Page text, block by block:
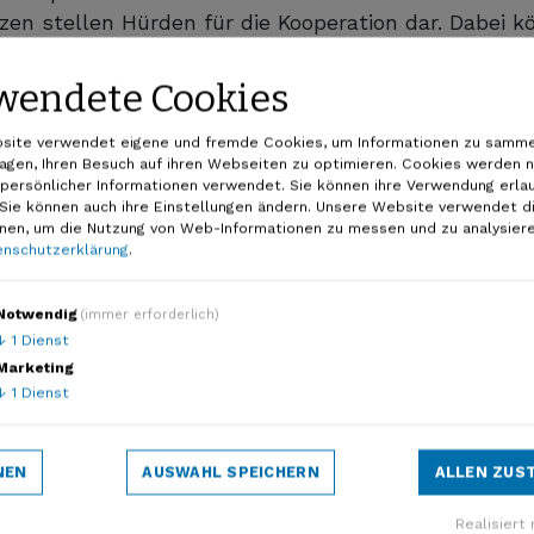
stellen Hürden für die Kooperation dar. Dabei
kooperatives und agiles
Denn solch „grenzenloses“
optimieren und dessen Auswirkungen zu
für die nachhaltige Mobilität, da
Verlagerung des Verkehrs vielfältig unterstützt
verbessert.
ist Thema der Veranstaltung «Transformative
Zukunft der Mobilität», organisiert von Eraneos
5. Juni 2024.
ITS-CH ist den aktuellen Herausforderungen in
im Verkehrsmanagement gewidmet.
zur Verbesserung der Sicherheit und
teilnehmen? Alle Informationen zu der
auf der
Cookies
verwendet eigene und fremde Cookies, um Informationen zu
Ihren Besuch auf ihren Webseiten zu optimieren. Cookies werden
Informationen verwendet. Sie können ihre Verwendung
können auch ihre Einstellungen ändern. Unsere Website verwendet
um die Nutzung von Web-Informationen zu messen und zu
.
(immer erforderlich)
1 Dienst
1 Dienst
AUSWAHL SPEICHERN ALLEN
Realisiert